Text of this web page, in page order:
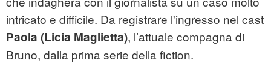
intricato e difficile. Da registrare l'ingresso nel cast
Paola (Licia Maglietta), l’attuale compagna di
Bruno, dalla prima serie della fiction.